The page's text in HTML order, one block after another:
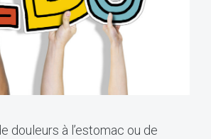
douleurs à l’estomac ou de